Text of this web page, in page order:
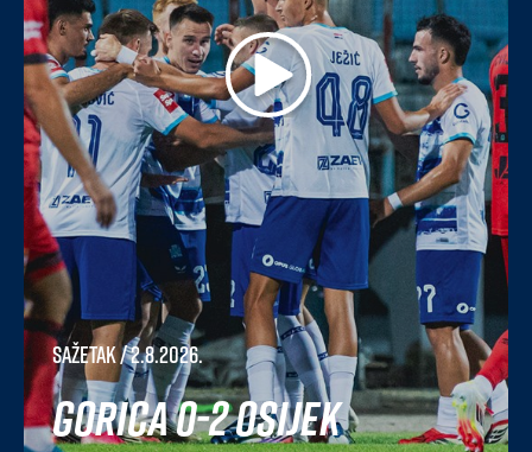
Sažetak/ 2.8.2026.
Gorica 0-2 Osijek